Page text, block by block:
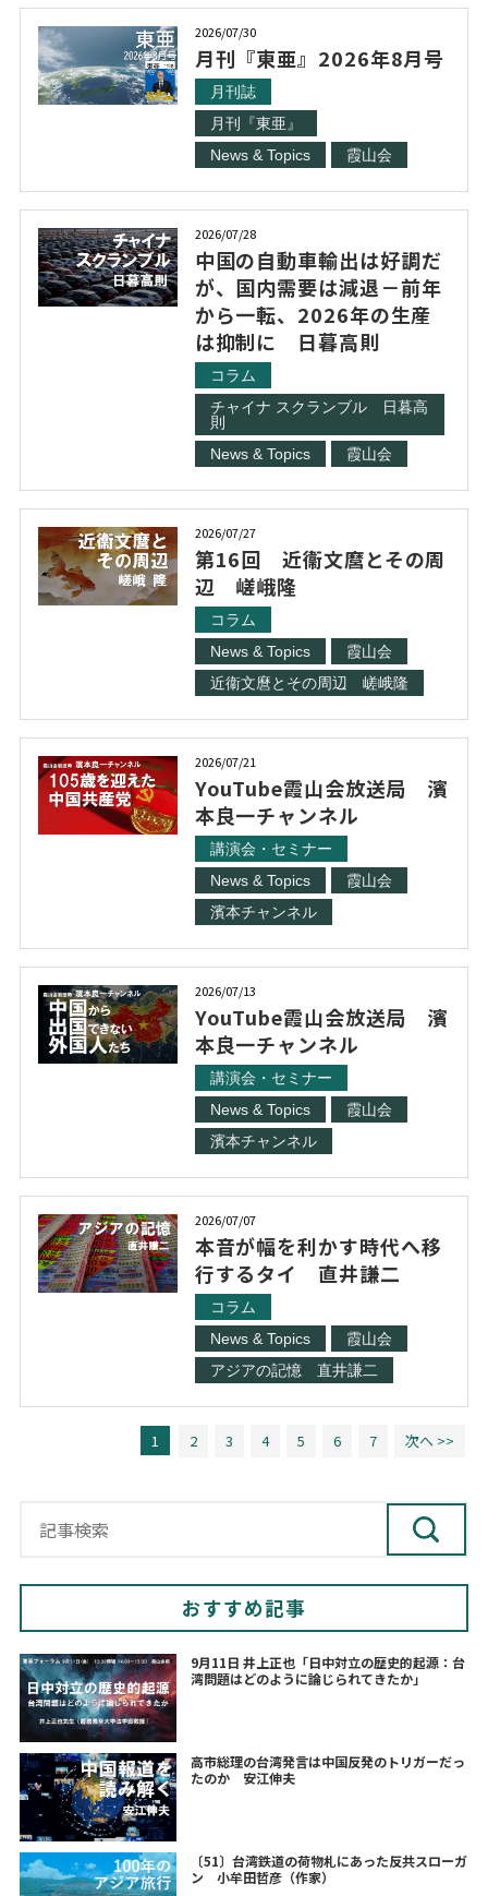
2026/07/30
月刊『東亜』2026年8月号
月刊誌
月刊『東亜』
News & Topics
霞山会
2026/07/28
中国の自動車輸出は好調だ
が、国内需要は減退－前年
から一転、2026年の生産
は抑制に 日暮高則
コラム
チャイナ スクランブル 日暮高
則
News & Topics
霞山会
2026/07/27
第16回 近衞文麿とその周
辺 嵯峨隆
コラム
News & Topics
霞山会
近衞文麿とその周辺 嵯峨隆
2026/07/21
YouTube霞山会放送局 濱
本良一チャンネル
講演会・セミナー
News & Topics
霞山会
濱本チャンネル
2026/07/13
YouTube霞山会放送局 濱
本良一チャンネル
講演会・セミナー
News & Topics
霞山会
濱本チャンネル
2026/07/07
本音が幅を利かす時代へ移
行するタイ 直井謙二
コラム
News & Topics
霞山会
アジアの記憶 直井謙二
1 2 3 4 5 6 7 次へ >>
おすすめ記事
9月11日 井上正也「日中対立の歴史的起源：台
湾問題はどのように論じられてきたか」
高市総理の台湾発言は中国反発のトリガーだっ
たのか 安江伸夫
〔51〕台湾鉄道の荷物札にあった反共スローガ
ン 小牟田哲彦（作家）